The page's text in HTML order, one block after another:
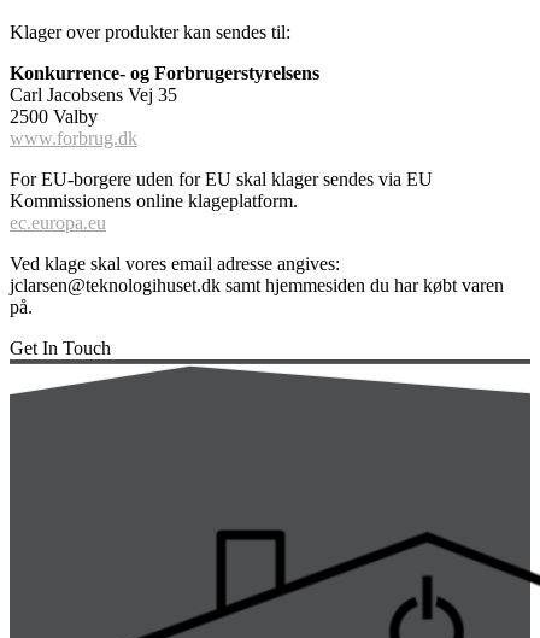
Klager over produkter kan sendes til:
Konkurrence- og Forbrugerstyrelsens
Carl Jacobsens Vej 35
2500 Valby
www.forbrug.dk
For EU-borgere uden for EU skal klager sendes via EU
Kommissionens online klageplatform.
ec.europa.eu
Ved klage skal vores email adresse angives:
jclarsen@teknologihuset.dk samt hjemmesiden du har købt varen
på.
Get In Touch